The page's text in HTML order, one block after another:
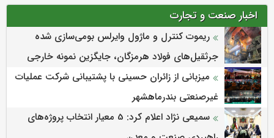
اخبار صنعت و تجارت
ریموت کنترل و ماژول وایرلس بومی‌سازی شده
جرثقیل‌های فولاد هرمزگان، جایگزین نمونه خارجی
میزبانی از زائران حسینی با پشتیبانی شرکت عملیات
غیرصنعتی بندرماهشهر
سمیعی‌ نژاد اعلام کرد: 5 معیار انتخاب پروژه‌های